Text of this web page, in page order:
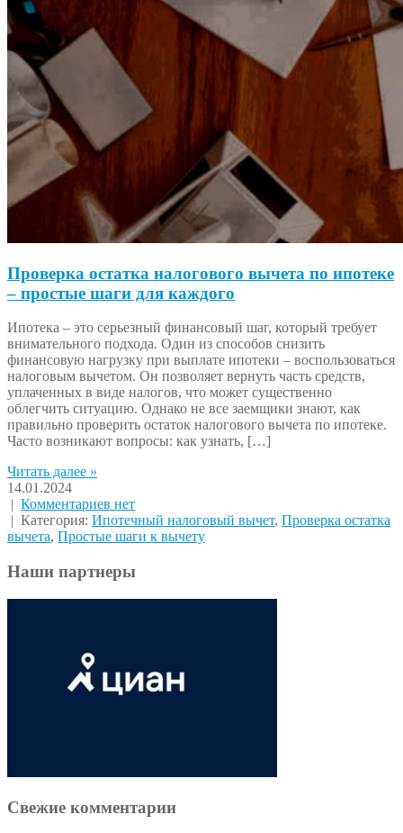
Проверка остатка налогового вычета по ипотеке
– простые шаги для каждого
Ипотека – это серьезный финансовый шаг, который требует
внимательного подхода. Один из способов снизить
финансовую нагрузку при выплате ипотеки – воспользоваться
налоговым вычетом. Он позволяет вернуть часть средств,
уплаченных в виде налогов, что может существенно
облегчить ситуацию. Однако не все заемщики знают, как
правильно проверить остаток налогового вычета по ипотеке.
Часто возникают вопросы: как узнать, […]
Читать далее »
14.01.2024
| Комментариев нет
| Категория: Ипотечный налоговый вычет, Проверка остатка
вычета, Простые шаги к вычету
Наши партнеры
Свежие комментарии